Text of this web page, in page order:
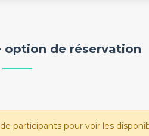
option de réservation
participants pour voir les